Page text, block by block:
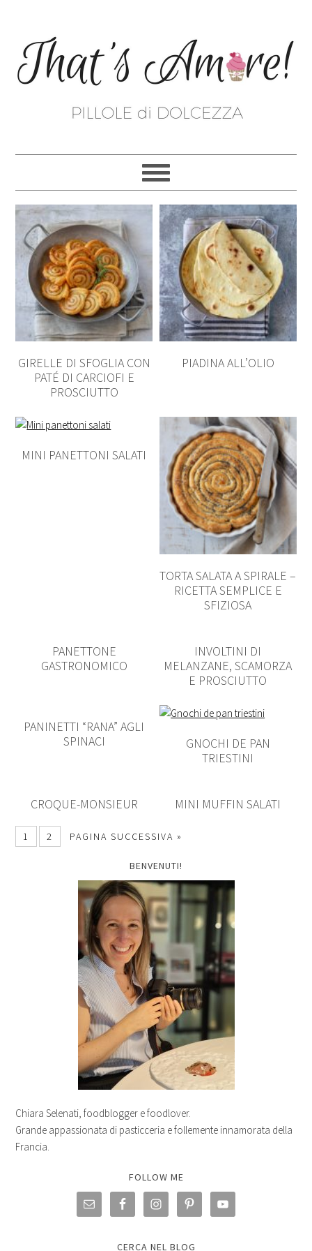
GIRELLE DI SFOGLIA CON
PATÉ DI CARCIOFI E
PROSCIUTTO
PIADINA ALL’OLIO
MINI PANETTONI SALATI
TORTA SALATA A SPIRALE –
RICETTA SEMPLICE E
SFIZIOSA
PANETTONE
GASTRONOMICO
INVOLTINI DI
MELANZANE, SCAMORZA
E PROSCIUTTO
PANINETTI “RANA” AGLI
SPINACI
GNOCHI DE PAN
TRIESTINI
CROQUE-MONSIEUR MINI MUFFIN SALATI
1 2 PAGINA SUCCESSIVA »
BENVENUTI!
Chiara Selenati, foodblogger e foodlover.
Grande appassionata di pasticceria e follemente innamorata della
Francia.
FOLLOW ME
CERCA NEL BLOG